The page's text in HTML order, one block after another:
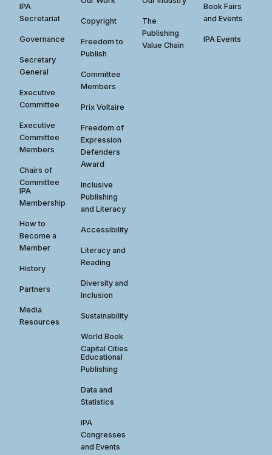
IPA
Secretariat
Governance
Secretary
General
Executive
Committee
Executive
Committee
Members
Chairs of
Committee
IPA
Membership
How to
Become a
Member
History
Partners
Media
Resources
Copyright
Freedom to
Publish
Committee
Members
Prix Voltaire
Freedom of
Expression
Defenders
Award
Inclusive
Publishing
and Literacy
Accessibility
Literacy and
Reading
Diversity and
Inclusion
Sustainability
World Book
Capital Cities
Educational
Publishing
Data and
Statistics
IPA
Congresses
and Events
The
Publishing
Value Chain
Book Fairs
and Events
IPA Events